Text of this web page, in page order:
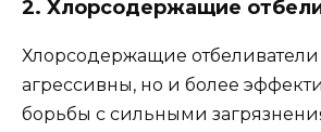
2. Хлорсодержащие
Хлорсодержащие отбеливатели
агрессивны, но и более
борьбы с сильными